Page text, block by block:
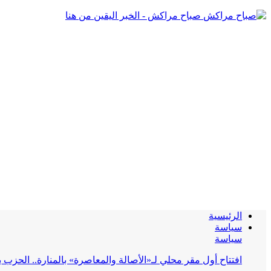
صباح مراكش - الخبر اليقين من هنا
الرئيسية
سياسة
سياسة
افتتاح أول مقر محلي لـ«الأصالة والمعاصرة» بالمنارة..